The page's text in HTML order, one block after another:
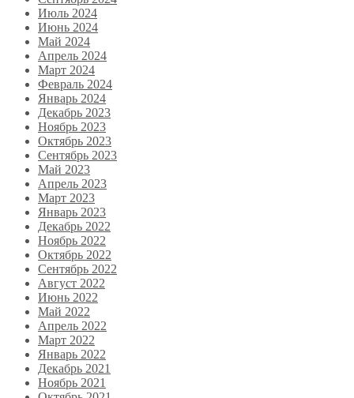
Июль 2024
Июнь 2024
Май 2024
Апрель 2024
Март 2024
Февраль 2024
Январь 2024
Декабрь 2023
Ноябрь 2023
Октябрь 2023
Сентябрь 2023
Май 2023
Апрель 2023
Март 2023
Январь 2023
Декабрь 2022
Ноябрь 2022
Октябрь 2022
Сентябрь 2022
Август 2022
Июнь 2022
Май 2022
Апрель 2022
Март 2022
Январь 2022
Декабрь 2021
Ноябрь 2021